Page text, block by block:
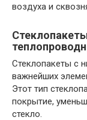
воздуха и
Стеклопакеты с
важнейших
Этот тип
покрытие,
стекло.